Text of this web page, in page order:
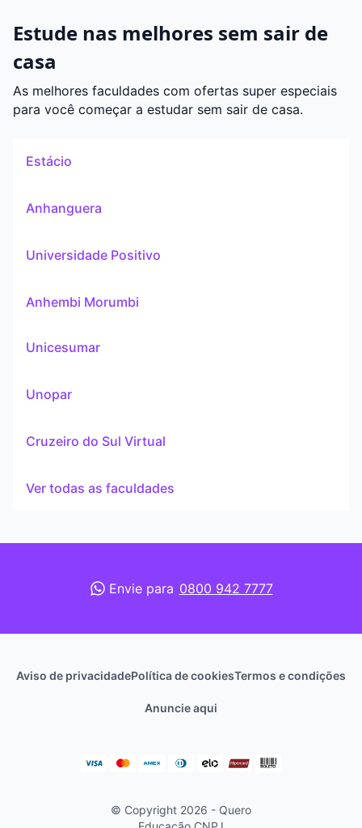
Estude nas melhores sem sair de
casa
As melhores faculdades com ofertas super especiais
para você começar a estudar sem sair de casa.
Estácio
Anhanguera
Universidade Positivo
Anhembi Morumbi
Unicesumar
Unopar
Cruzeiro do Sul Virtual
Ver todas as faculdades
Envie para 0800 942 7777
Aviso de privacidadePolítica de cookiesTermos e condições
Anuncie aqui
© Copyright 2026 - Quero